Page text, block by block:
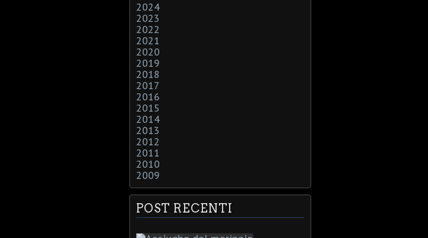
2024
2023
2022
2021
2020
2019
2018
2017
2016
2015
2014
2013
2012
2011
2010
2009
POST RECENTI